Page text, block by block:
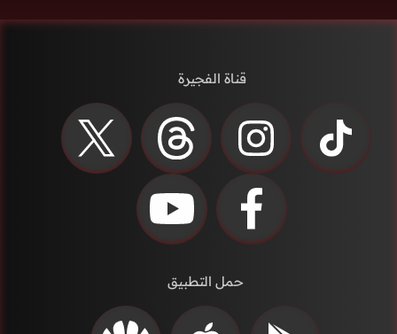
قناة الفجيرة
حمل التطبيق